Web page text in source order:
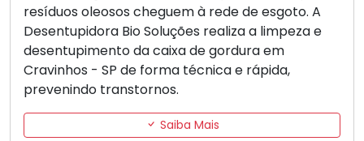
resíduos oleosos cheguem à rede de esgoto. A
Desentupidora Bio Soluções realiza a limpeza e
desentupimento da caixa de gordura em
Cravinhos - SP de forma técnica e rápida,
prevenindo transtornos.
Saiba Mais